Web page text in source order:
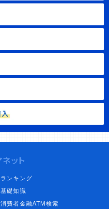
ランキング
基礎知識
消費者金融ATM検索